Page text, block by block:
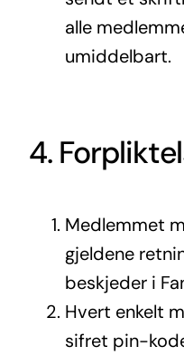
alle
umiddelbart.
4.
Medlemmet
gjeldene
beskjeder i
Hvert enkelt
sifret pin-